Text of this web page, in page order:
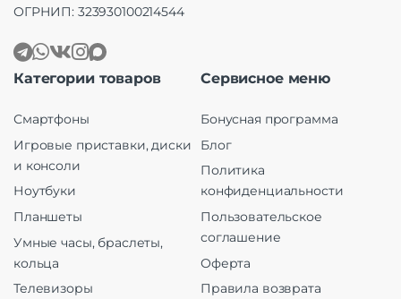
ОГРНИП: 323930100214544
Категории товаров
Смартфоны
Игровые приставки, диски
и консоли
Ноутбуки
Планшеты
Умные часы, браслеты,
кольца
Телевизоры
Сервисное меню
Бонусная программа
Блог
Политика
конфиденциальности
Пользовательское
соглашение
Оферта
Правила возврата